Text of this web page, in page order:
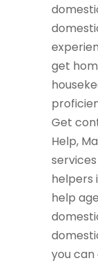
get
Get
Help,
helpers
help
you